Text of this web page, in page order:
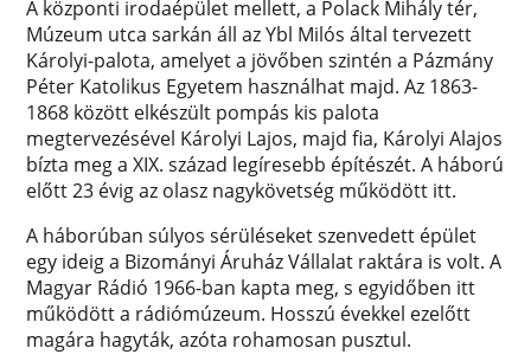
A központi irodaépület mellett, a Polack Mihály tér,
Múzeum utca sarkán áll az Ybl Milós által tervezett
Károlyi-palota, amelyet a jövőben szintén a Pázmány
Péter Katolikus Egyetem használhat majd. Az 1863-
1868 között elkészült pompás kis palota
megtervezésével Károlyi Lajos, majd fia, Károlyi Alajos
bízta meg a XIX. század legíresebb építészét. A háború
előtt 23 évig az olasz nagykövetség működött itt.
A háborúban súlyos sérüléseket szenvedett épület
egy ideig a Bizományi Áruház Vállalat raktára is volt. A
Magyar Rádió 1966-ban kapta meg, s egyidőben itt
működött a rádiómúzeum. Hosszú évekkel ezelőtt
magára hagyták, azóta rohamosan pusztul.